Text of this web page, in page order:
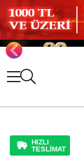
HIZLI
TESLİMAT